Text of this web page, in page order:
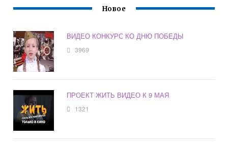
Новое
ВИДЕО КОНКУРС КО ДНЮ ПОБЕДЫ
3969
ПРОЕКТ ЖИТЬ ВИДЕО К 9 МАЯ
1321